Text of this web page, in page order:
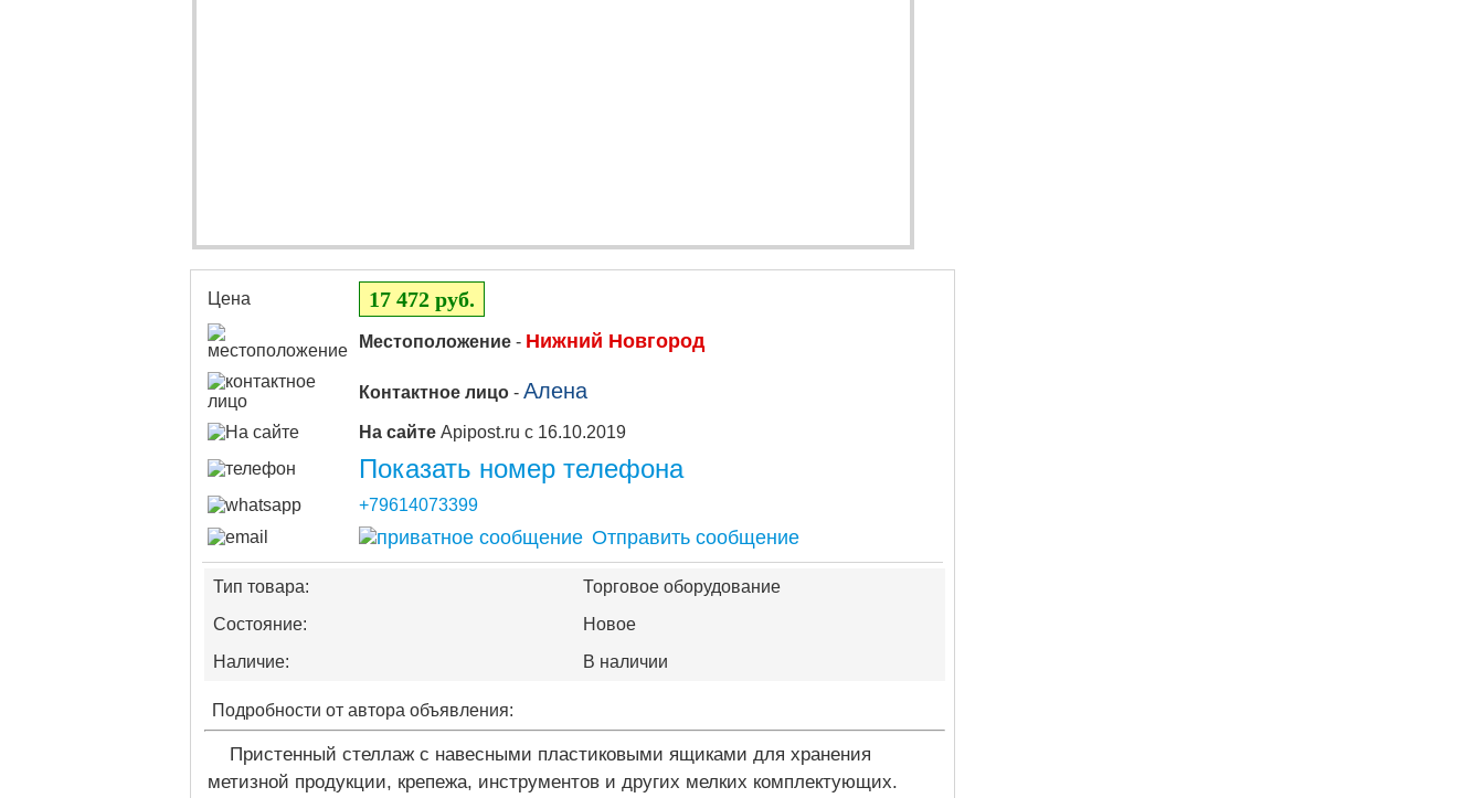
Цена 17 472 руб.
Местоположение - Нижний Новгород
Контактное лицо - Алена
На сайте Apipost.ru с 16.10.2019
Показать номер телефона
+79614073399
Отправить сообщение
Тип товара:
Торговое оборудование
Состояние:
Новое
Наличие:
В наличии
Подробности от автора объявления:
Пристенный стеллаж с навесными пластиковыми ящиками для хранения
метизной продукции, крепежа, инструментов и других мелких комплектующих.